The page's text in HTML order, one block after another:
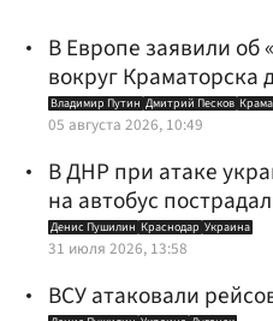
В Европе заявили об
вокруг Краматорска
Владимир Путин Дмитрий Песков
05 августа 2026, 10:49
В ДНР при атаке
на автобус
Денис Пушилин Краснодар Украина
31 июля 2026, 13:58
ВСУ атаковали